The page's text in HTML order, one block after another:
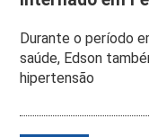
Durante o período
saúde, Edson
hipertensão